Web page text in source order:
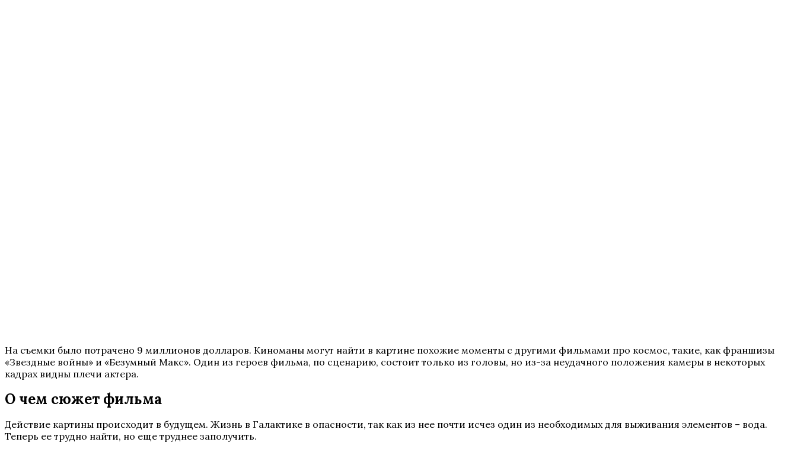
На съемки было потрачено 9 миллионов долларов. Киноманы могут найти в картине похожие моменты с другими фильмами про космос, такие, как франшизы
«Звездные войны» и «Безумный Макс». Один из героев фильма, по сценарию, состоит только из головы, но из-за неудачного положения камеры в некоторых
кадрах видны плечи актера.
О чем сюжет фильма
Действие картины происходит в будущем. Жизнь в Галактике в опасности, так как из нее почти исчез один из необходимых для выживания элементов – вода.
Теперь ее трудно найти, но еще труднее заполучить.